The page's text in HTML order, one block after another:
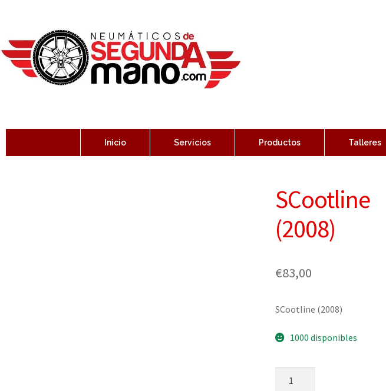
Inicio Servicios Productos Talleres
SCootline
(2008)
€83,00
SCootline (2008)
1000 disponibles